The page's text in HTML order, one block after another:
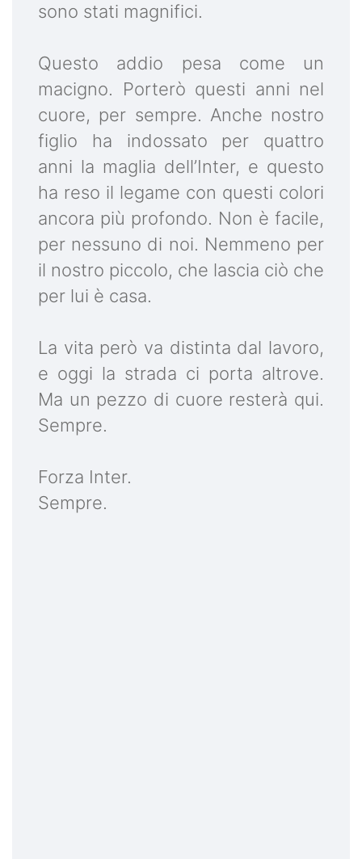
sono stati magnifici.
Questo addio pesa come un
macigno. Porterò questi anni nel
cuore, per sempre. Anche nostro
figlio ha indossato per quattro
anni la maglia dell’Inter, e questo
ha reso il legame con questi colori
ancora più profondo. Non è facile,
per nessuno di noi. Nemmeno per
il nostro piccolo, che lascia ciò che
per lui è casa.
La vita però va distinta dal lavoro,
e oggi la strada ci porta altrove.
Ma un pezzo di cuore resterà qui.
Sempre.
Forza Inter.
Sempre.